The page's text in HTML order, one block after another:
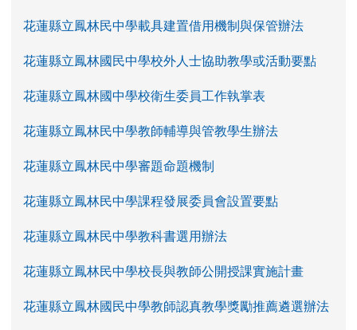
花蓮縣立鳳林民中學載具建置借用機制與保管辦法
花蓮縣立鳳林國民中學校外人士協助教學或活動要點
花蓮縣立鳳林國中學校衛生委員工作執掌表
花蓮縣立鳳林民中學教師輔導與管教學生辦法
花蓮縣立鳳林民中學審題命題機制
花蓮縣立鳳林民中學課程發展委員會設置要點
花蓮縣立鳳林民中學教科書選用辦法
花蓮縣立鳳林民中學校長與教師公開授課實施計畫
花蓮縣立鳳林國民中學教師認真教學獎勵推薦遴選辦法